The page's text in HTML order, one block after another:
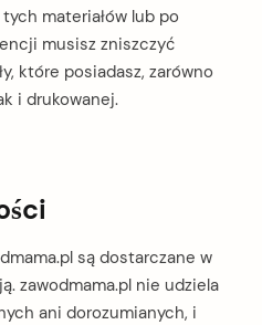
materiałów lub po
musisz zniszczyć
które posiadasz, zarówno
i drukowanej.
są dostarczane w
zawodmama.pl nie udziela
ani dorozumianych, i